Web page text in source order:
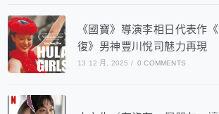
《國寶》導演李相日代表作
復》男神豐川悅司魅力再現
13 12 月, 2025 / 0 COMMENTS